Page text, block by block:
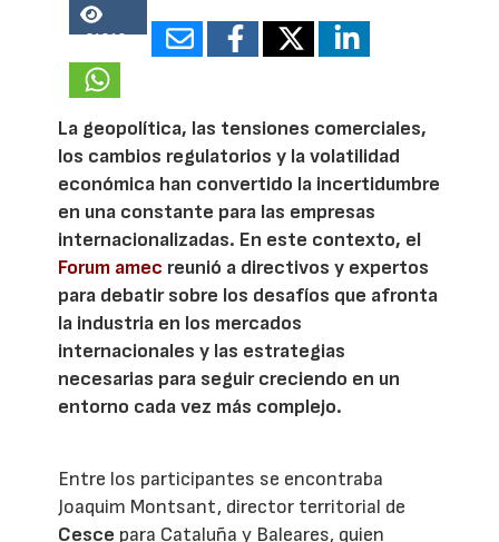
24812
La geopolítica, las tensiones comerciales,
los cambios regulatorios y la volatilidad
económica han convertido la incertidumbre
en una constante para las empresas
internacionalizadas. En este contexto, el
Forum amec reunió a directivos y expertos
para debatir sobre los desafíos que afronta
la industria en los mercados
internacionales y las estrategias
necesarias para seguir creciendo en un
entorno cada vez más complejo.
Entre los participantes se encontraba
Joaquim Montsant, director territorial de
Cesce para Cataluña y Baleares, quien